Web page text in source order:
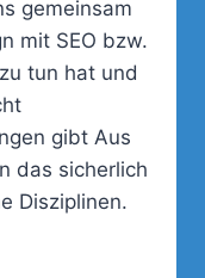
gemeinsam
mit SEO bzw.
tun hat und
gibt Aus
das sicherlich
Disziplinen.